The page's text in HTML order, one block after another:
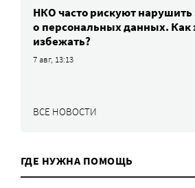
НКО часто рискуют нарушить
о персональных данных. Как
избежать?
7 авг, 13:13
ВСЕ НОВОСТИ
ГДЕ НУЖНА ПОМОЩЬ